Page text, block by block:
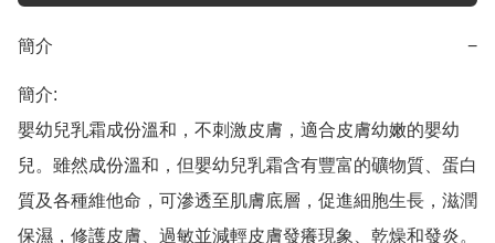
簡介 −
簡介:
嬰幼兒乳霜成份溫和，不刺激皮膚，適合皮膚幼嫩的嬰幼
兒。雖然成份溫和，但嬰幼兒乳霜含有豐富的礦物質、蛋白
質及各種維他命，可滲透至肌膚底層，促進細胞生長，滋潤
保濕，修護皮膚、過敏並減輕皮膚發癢現象、乾燥和發炎。